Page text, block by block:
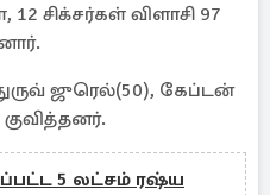
சிக்சர்கள் விளாசி 97
ஜுரெல்(50), கேப்டன்
5 லட்சம் ரஷ்ய